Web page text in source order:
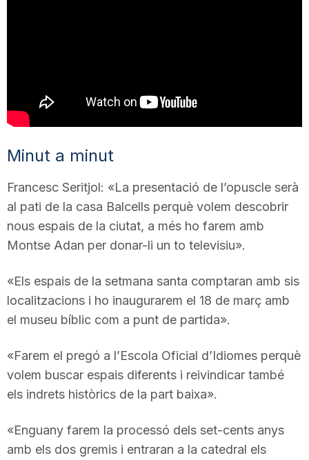
a
r
r
a
n
a
Minut a minut
Francesc Seritjol: «La presentació de l’opuscle serà
al pati de la casa Balcells perquè volem descobrir
nous espais de la ciutat, a més ho farem amb
Montse Adan per donar-li un to televisiu».
«Els espais de la setmana santa comptaran amb sis
localitzacions i ho inaugurarem el 18 de març amb
el museu bíblic com a punt de partida».
«Farem el pregó a l’Escola Oficial d’Idiomes perquè
volem buscar espais diferents i reivindicar també
els indrets històrics de la part baixa».
«Enguany farem la processó dels set-cents anys
amb els dos gremis i entraran a la catedral els